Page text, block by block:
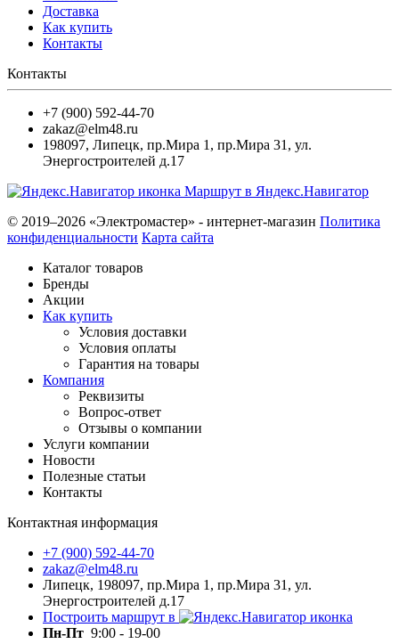
Доставка
Как купить
Контакты
Контакты
+7 (900) 592-44-70
zakaz@elm48.ru
198097, Липецк, пр.Мира 1, пр.Мира 31, ул.
Энергостроителей д.17
Маршрут в Яндекс.Навигатор
© 2019–2026 «Электромастер» - интернет-магазин Политика
конфиденциальности Карта сайта
Каталог товаров
Бренды
Акции
Как купить
Условия доставки
Условия оплаты
Гарантия на товары
Компания
Реквизиты
Вопрос-ответ
Отзывы о компании
Услуги компании
Новости
Полезные статьи
Контакты
Контактная информация
+7 (900) 592-44-70
zakaz@elm48.ru
Липецк, 198097, пр.Мира 1, пр.Мира 31, ул.
Энергостроителей д.17
Построить маршрут в
Пн-Пт 9:00 - 19-00